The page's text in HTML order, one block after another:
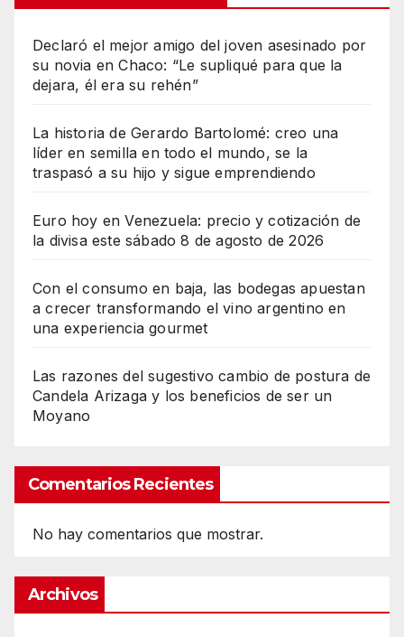
Declaró el mejor amigo del joven asesinado por
su novia en Chaco: “Le supliqué para que la
dejara, él era su rehén”
La historia de Gerardo Bartolomé: creo una
líder en semilla en todo el mundo, se la
traspasó a su hijo y sigue emprendiendo
Euro hoy en Venezuela: precio y cotización de
la divisa este sábado 8 de agosto de 2026
Con el consumo en baja, las bodegas apuestan
a crecer transformando el vino argentino en
una experiencia gourmet
Las razones del sugestivo cambio de postura de
Candela Arizaga y los beneficios de ser un
Moyano
Comentarios Recientes
No hay comentarios que mostrar.
Archivos